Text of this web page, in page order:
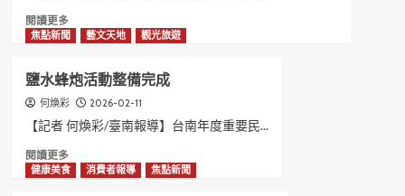
馬
伍
紅
星
狂
供
不
應
求
閱讀更多Read
more
臺
南
25
座
色
遊
焦點新聞 藝文天地 觀光旅遊
鹽水蜂炮活動整備完成
何煥彩 2026-02-11
【記者 何煥彩/臺南報導】台南年度重要民...
閱讀更多Read
more
健康美食 消費者報導 焦點新聞